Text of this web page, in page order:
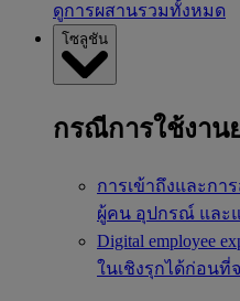
ดูการผสานรวมทั้งหมด
โซลูชัน
กรณีการใช้งาน
การเข้าถึงและกา
ผู้คน อุปกรณ์ และ
Digital employee
ในเชิงรุกได้ก่อนที่